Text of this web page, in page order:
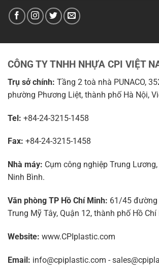
CÔNG TY TNHH NHỰA CPI VIỆT
Trụ sở chính: Tầng 2 toà nhà PUNACO,
phường Phương Liệt, thành phố Hà Nội,
Tel: +84-24-3215-1458
Fax: +84-24-3215-1458
Nhà máy: Cụm công nghiệp Trung
Ninh Bình.
Văn phòng TP Hồ Chí Minh: 61/45 đường
Trung Mỹ Tây, Quận 12, thành phố Hồ
Website: www.CPIplastic.com
Email: info@cpiplastic.com -